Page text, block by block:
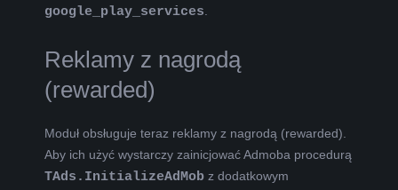
google_play_services
Reklamy z nagrodą
(rewarded)
Moduł obsługuje teraz reklamy z nagrodą (rewarded).
Aby ich użyć wystarczy zainicjować Admoba procedurą
TAds.InitializeAdMob z dodatkowym